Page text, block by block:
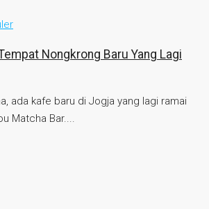
Nongkrong Baru Yang Lagi
ada kafe baru di Jogja yang lagi ramai
Matcha Bar....